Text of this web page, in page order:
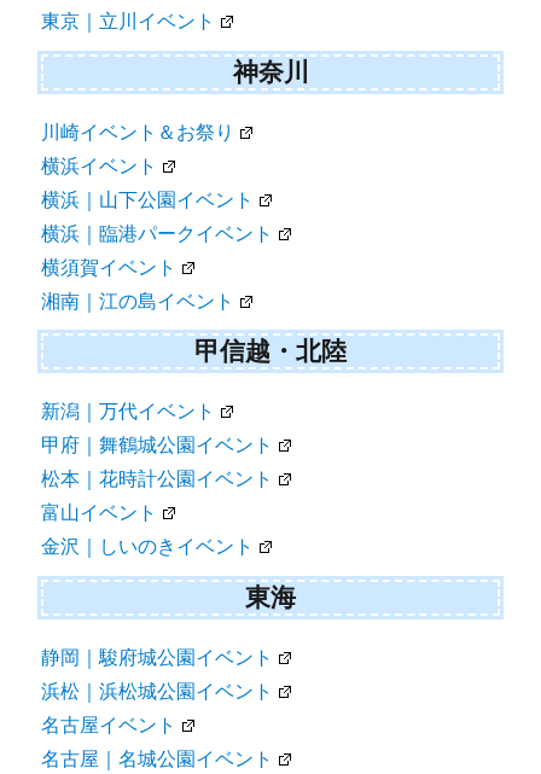
東京｜立川イベント
神奈川
川崎イベント＆お祭り
横浜イベント
横浜｜山下公園イベント
横浜｜臨港パークイベント
横須賀イベント
湘南｜江の島イベント
甲信越・北陸
新潟｜万代イベント
甲府｜舞鶴城公園イベント
松本｜花時計公園イベント
富山イベント
金沢｜しいのきイベント
東海
静岡｜駿府城公園イベント
浜松｜浜松城公園イベント
名古屋イベント
名古屋｜名城公園イベント